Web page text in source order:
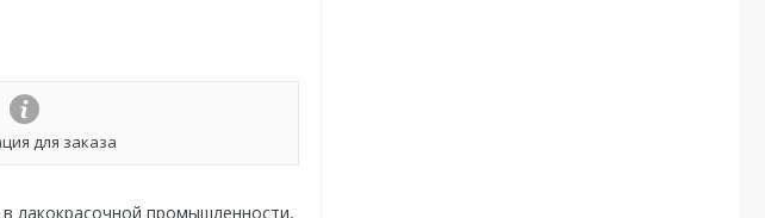
для заказа
лакокрасочной промышленности,